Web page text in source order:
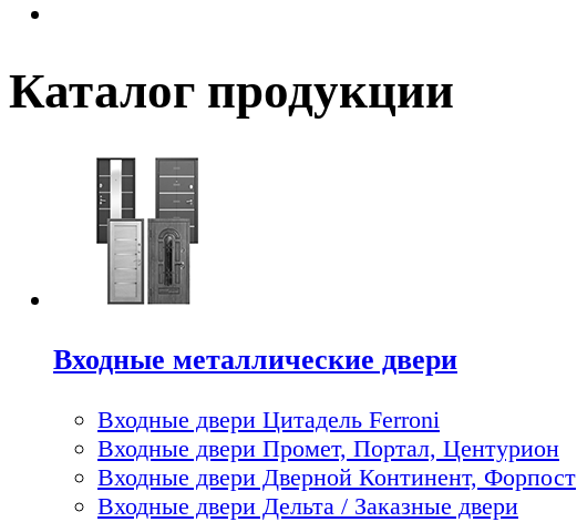
Каталог продукции
Входные металлические двери
Входные двери Цитадель Ferroni
Входные двери Промет, Портал, Центурион
Входные двери Дверной Континент, Форпост
Входные двери Дельта / Заказные двери